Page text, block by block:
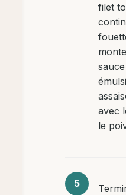
filet
avec
le